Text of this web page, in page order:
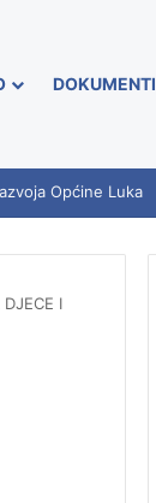
DOKUMENTI
Općine Luka
I